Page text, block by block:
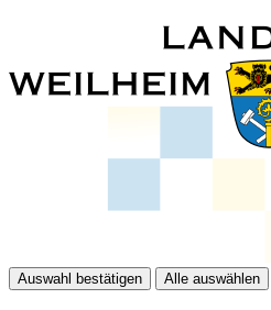
Auswahl bestätigen Alle auswählen